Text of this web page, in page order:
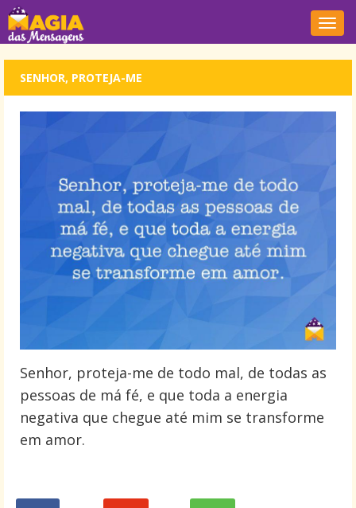
SENHOR, PROTEJA-ME
Senhor, proteja-me de todo mal, de todas as
pessoas de má fé, e que toda a energia
negativa que chegue até mim se transforme
em amor.